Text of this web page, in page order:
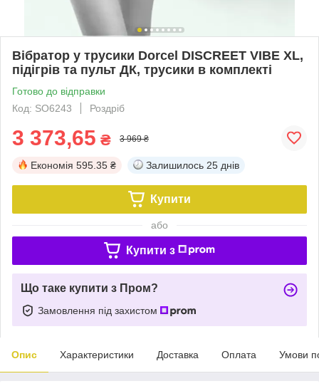
Вібратор у трусики Dorcel DISCREET VIBE XL,
підігрів та пульт ДК, трусики в комплекті
Готово до відправки
Код: SO6243
Роздріб
3 373,65 ₴ 3 969 ₴
Економія 595.35 ₴ Залишилось 25 днів
Купити
або
Купити з
Що таке купити з Пром?
Замовлення під захистом
Опис Характеристики Доставка Оплата Умови